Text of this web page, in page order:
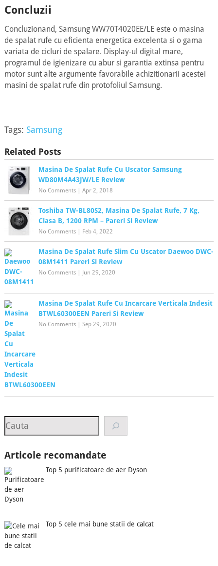
Concluzii
Concluzionand, Samsung WW70T4020EE/LE este o masina
de spalat rufe cu eficienta energetica excelenta si o gama
variata de cicluri de spalare. Display-ul digital mare,
programul de igienizare cu abur si garantia extinsa pentru
motor sunt alte argumente favorabile achizitionarii acestei
masini de spalat rufe din protofoliul Samsung.
Tags: Samsung
Related Posts
Masina De Spalat Rufe Cu Uscator Samsung
WD80M4A43JW/LE Review
No Comments| Apr 2, 2018
Toshiba TW-BL80S2, Masina De Spalat Rufe, 7 Kg,
Clasa B, 1200 RPM – Pareri Si Review
No Comments| Feb 4, 2022
Masina De Spalat Rufe Slim Cu Uscator Daewoo DWC-
08M1411 Pareri Si Review
No Comments| Jun 29, 2020
Masina De Spalat Rufe Cu Incarcare Verticala Indesit
BTWL60300EEN Pareri Si Review
No Comments| Sep 29, 2020
Search
Articole recomandate
Top 5 purificatoare de aer Dyson
Top 5 cele mai bune statii de calcat